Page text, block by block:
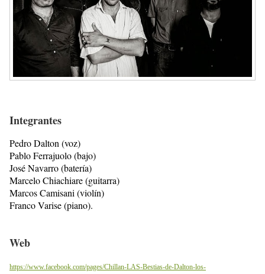
Integrantes
Pedro Dalton (voz)
Pablo Ferrajuolo (bajo)
José Navarro (batería)
Marcelo Chiachiare (guitarra)
Marcos Camisani (violín)
Franco Varise (piano).
Web
https://www.facebook.com/pages/Chillan-LAS-Bestias-de-Dalton-los-